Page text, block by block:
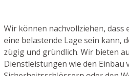
Wir können nachvollziehen, dass
eine belastende Lage sein kann,
zügig und gründlich. Wir bieten
Dienstleistungen wie den Einbau